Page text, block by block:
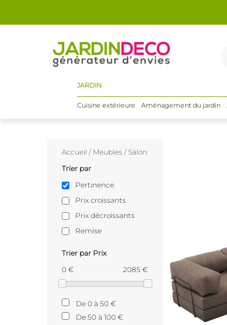
JARDIN
Cuisine extérieure Aménagement du jardin
Accueil / Meubles / Salon
Trier par
Pertinence
Prix croissants
Prix décroissants
Remise
Trier par Prix
0 €
2085 €
De 0 à 50 €
De 50 à 100 €